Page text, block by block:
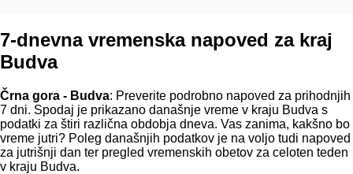
7-dnevna vremenska napoved za kraj
Budva
Črna gora - Budva: Preverite podrobno napoved za prihodnjih
7 dni. Spodaj je prikazano današnje vreme v kraju Budva s
podatki za štiri različna obdobja dneva. Vas zanima, kakšno bo
vreme jutri? Poleg današnjih podatkov je na voljo tudi napoved
za jutrišnji dan ter pregled vremenskih obetov za celoten teden
v kraju Budva.